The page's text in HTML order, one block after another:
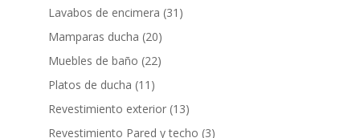
productos
Lavabos de encimera 31 31
Mamparas ducha 2020
productos
Muebles de baño 2222
Platos de ducha 11 11
productos
Revestimiento exterior 1313
productos
Revestimiento Pared y techo 33